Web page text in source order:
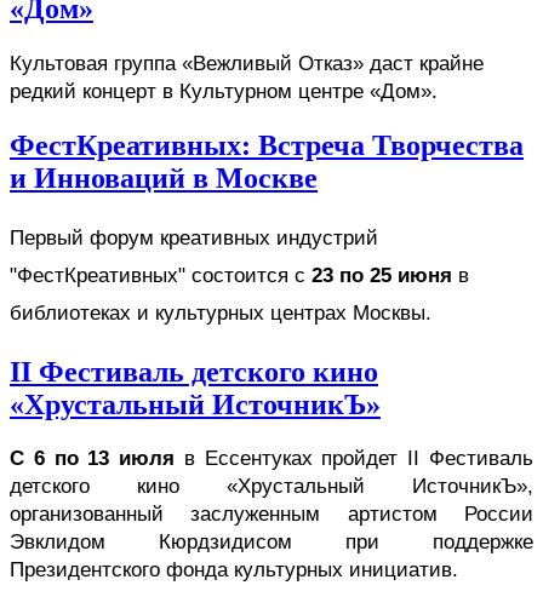
«Дом»
Культовая группа «Вежливый Отказ» даст крайне
редкий концерт в Культурном центре «Дом».
ФестКреативных: Встреча Творчества
и Инноваций в Москве
Первый форум креативных индустрий
"ФестКреативных" состоится с 23 по 25 июня в
библиотеках и культурных центрах Москвы.
II Фестиваль детского кино
«Хрустальный ИсточникЪ»
С 6 по 13 июля в Ессентуках пройдет II Фестиваль
детского кино «Хрустальный ИсточникЪ»,
организованный заслуженным артистом России
Эвклидом Кюрдзидисом при поддержке
Президентского фонда культурных инициатив.